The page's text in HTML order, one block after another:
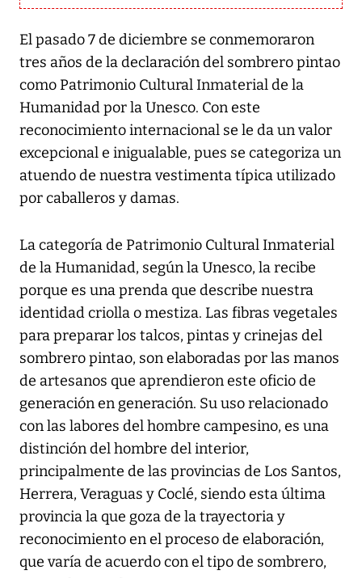
El pasado 7 de diciembre se conmemoraron
tres años de la declaración del sombrero pintao
como Patrimonio Cultural Inmaterial de la
Humanidad por la Unesco. Con este
reconocimiento internacional se le da un valor
excepcional e inigualable, pues se categoriza un
atuendo de nuestra vestimenta típica utilizado
por caballeros y damas.
La categoría de Patrimonio Cultural Inmaterial
de la Humanidad, según la Unesco, la recibe
porque es una prenda que describe nuestra
identidad criolla o mestiza. Las fibras vegetales
para preparar los talcos, pintas y crinejas del
sombrero pintao, son elaboradas por las manos
de artesanos que aprendieron este oficio de
generación en generación. Su uso relacionado
con las labores del hombre campesino, es una
distinción del hombre del interior,
principalmente de las provincias de Los Santos,
Herrera, Veraguas y Coclé, siendo esta última
provincia la que goza de la trayectoria y
reconocimiento en el proceso de elaboración,
que varía de acuerdo con el tipo de sombrero,